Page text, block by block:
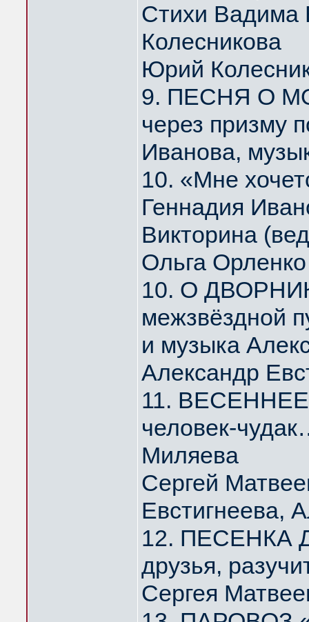
Стихи Вадима
Колесникова
Юрий
9. ПЕСНЯ О
через призму
Иванова,
10. «Мне
Геннадия
Викторина
Ольга Орленко
10. О
межзвёздной
и музыка
Александр
11. ВЕСЕННЕЕ
человек-
Миляева
Сергей
Евстигнеева,
12. ПЕСЕНКА
друзья,
Сергея